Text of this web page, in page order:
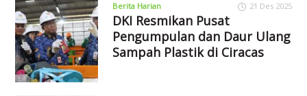
Berita Harian 21 Des 2025
DKI Resmikan Pusat
Pengumpulan dan Daur Ulang
Sampah Plastik di Ciracas